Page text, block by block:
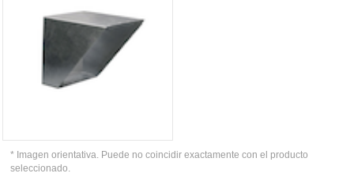
* Imagen orientativa. Puede no coincidir exactamente con el producto
seleccionado.